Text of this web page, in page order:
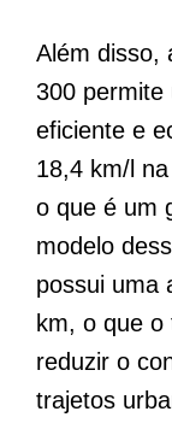
Além disso,
300 permite
eficiente e
18,4 km/l
o que é um
modelo
possui uma
km, o que
reduzir o
trajetos